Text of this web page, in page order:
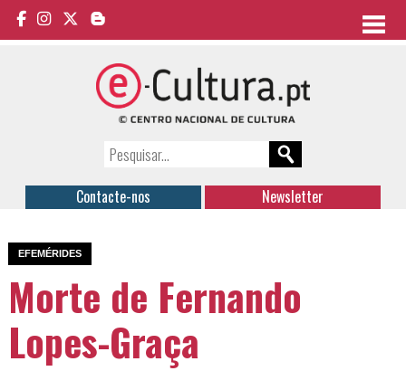
Contacte-nos Newsletter
EFEMÉRIDES
Morte de Fernando
Lopes-Graça